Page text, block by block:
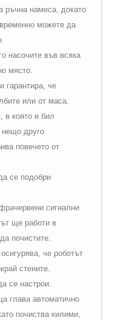
ръчна намеса, докато
можете да
насочите във всяка
място.
гарантира, че
или от маса.
в която е бил
друго.
повечето от
се подобри
сигнални
ще работи в
почистите.
че роботът
стените.
се настрои.
глава автоматично
почиства килими,